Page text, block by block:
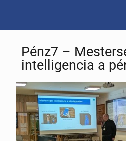
Pénz7 –
intelligencia a